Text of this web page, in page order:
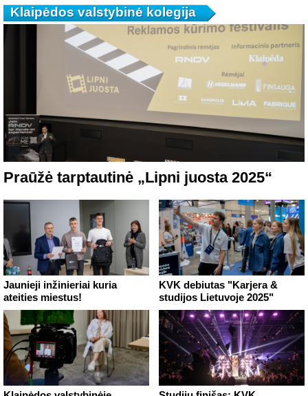
Klaipėdos valstybinė kolegija
Praūžė tarptautinė „Lipni juosta 2025“
Jaunieji inžinieriai kuria
ateities miestus!
KVK debiutas "Karjera &
studijos Lietuvoje 2025"